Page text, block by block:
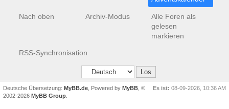
Nach oben Archiv-Modus
Alle Foren als
gelesen
markieren
RSS-Synchronisation
Es ist: 08-09-2026, 10:36 AM
Deutsche Übersetzung: MyBB.de , Powered by MyBB , ©
2002-2026 MyBB Group